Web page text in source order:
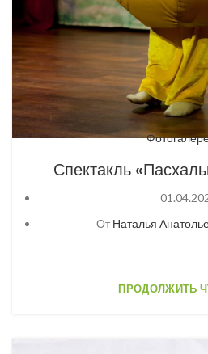
Спектакль
От Наталья
ПРОДОЛЖИТЬ